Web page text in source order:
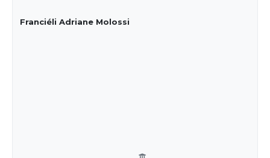
Franciéli Adriane Molossi